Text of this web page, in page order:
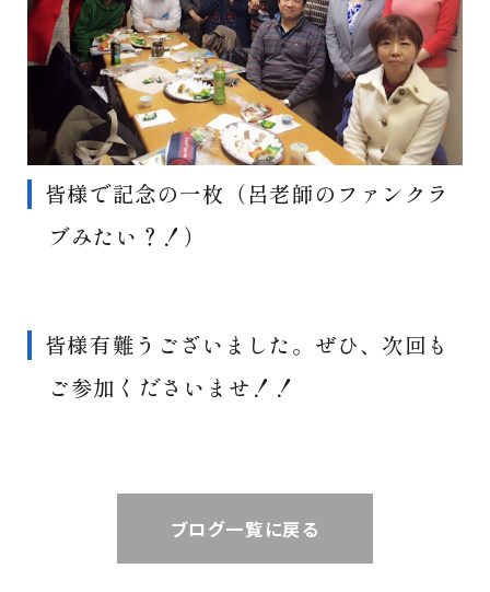
皆様で記念の一枚（呂老師のファンクラ
ブみたい？！）
皆様有難うございました。ぜひ、次回も
ご参加くださいませ！！
ブログ一覧に戻る